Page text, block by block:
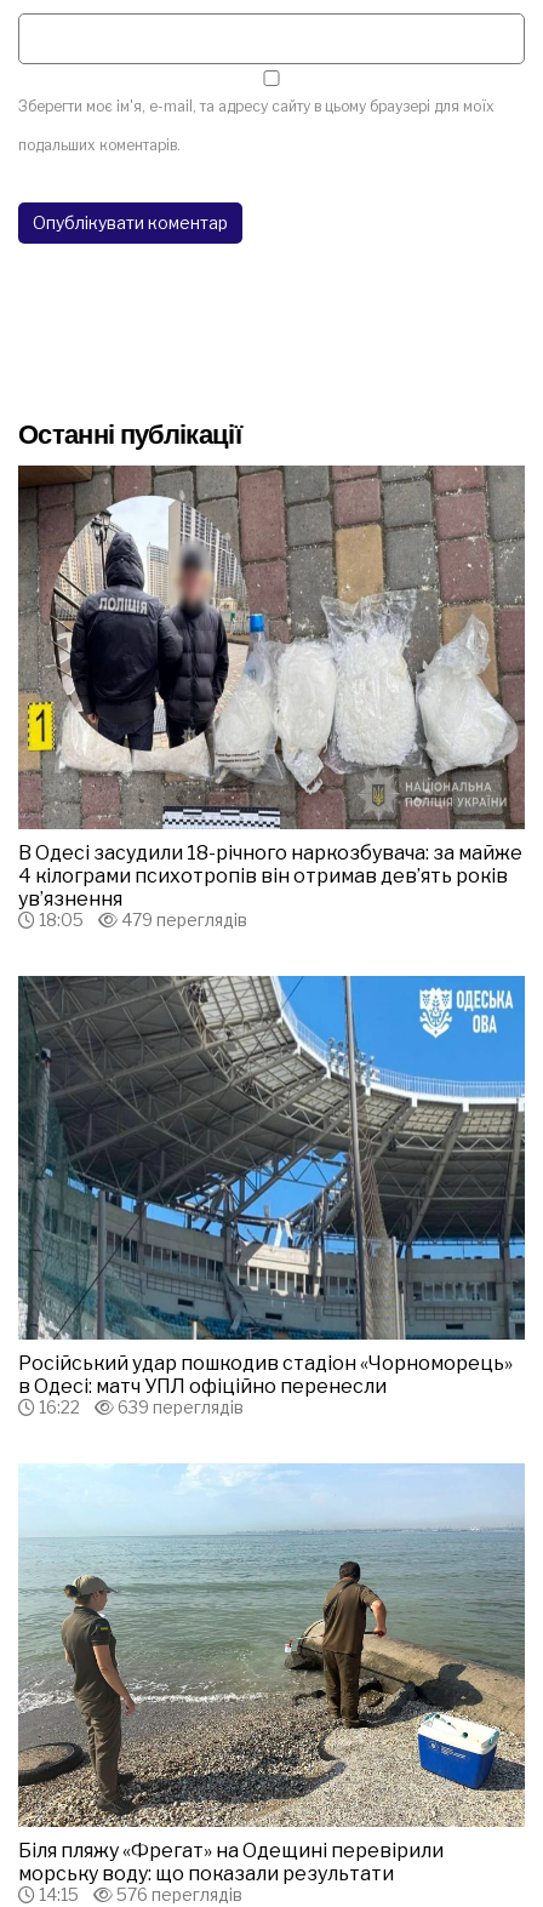
Зберегти моє ім'я, e-mail, та адресу сайту в цьому браузері для моїх
подальших коментарів.
Останні публікації
В Одесі засудили 18-річного наркозбувача: за майже
4 кілограми психотропів він отримав дев’ять років
ув’язнення
18:05 479 переглядів
Російський удар пошкодив стадіон «Чорноморець»
в Одесі: матч УПЛ офіційно перенесли
16:22 639 переглядів
Біля пляжу «Фрегат» на Одещині перевірили
морську воду: що показали результати
14:15 576 переглядів